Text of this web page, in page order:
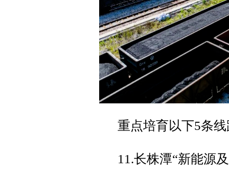
重点培育以下5条线
11.长株潭“新能源